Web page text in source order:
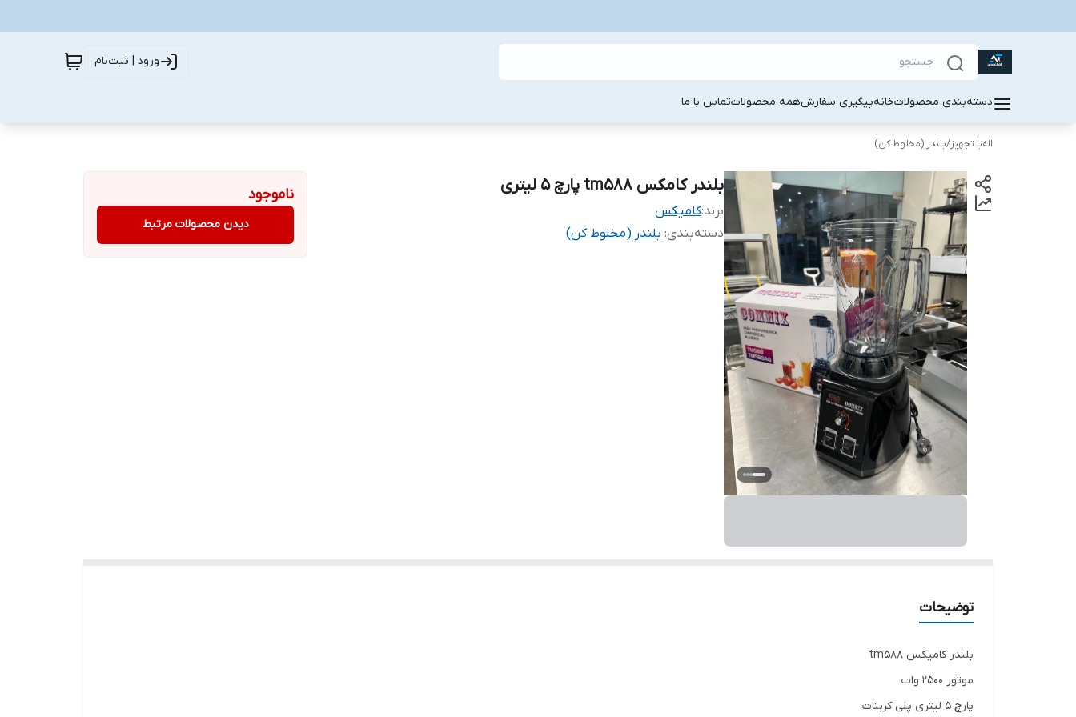
ورود | ثبت‌نام
دسته‌بندی محصولاتخانهپیگیری سفارشهمه محصولاتتماس با ما
الفبا تجهیز/بلندر (مخلوط کن)
بلندر کامکس tm588 پارچ ۵ لیتری
برند:کامیکس
دسته‌بندی: بلندر (مخلوط کن)
ناموجود
دیدن محصولات مرتبط
توضیحات
بلندر کامیکس tm588
موتور ۲۵۰۰ وات
پارچ ۵ لیتری پلی کربنات